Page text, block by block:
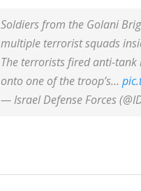
Soldiers from the Golani
multiple terrorist squads
The terrorists fired anti-
onto one of the troop’s…
— Israel Defense Forces